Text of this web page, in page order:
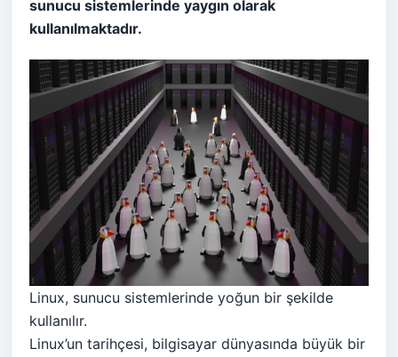
sunucu sistemlerinde yaygın olarak
kullanılmaktadır.
Linux, sunucu sistemlerinde yoğun bir şekilde
kullanılır.
Linux’un tarihçesi, bilgisayar dünyasında büyük bir